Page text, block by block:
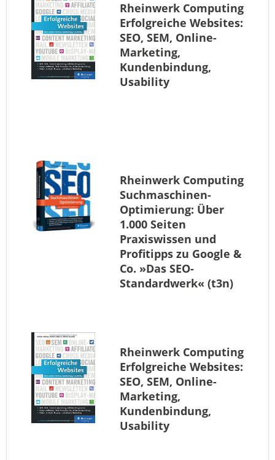
Rheinwerk Computing
Erfolgreiche Websites:
SEO, SEM, Online-
Marketing,
Kundenbindung,
Usability
Rheinwerk Computing
Suchmaschinen-
Optimierung: Über
1.000 Seiten
Praxiswissen und
Profitipps zu Google &
Co. »Das SEO-
Standardwerk« (t3n)
Rheinwerk Computing
Erfolgreiche Websites:
SEO, SEM, Online-
Marketing,
Kundenbindung,
Usability